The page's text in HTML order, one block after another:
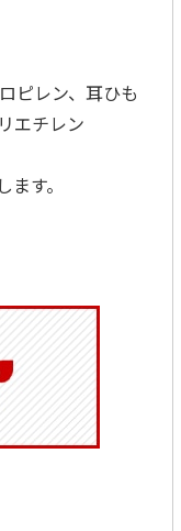
ピレン、耳ひも
エチレン
す。